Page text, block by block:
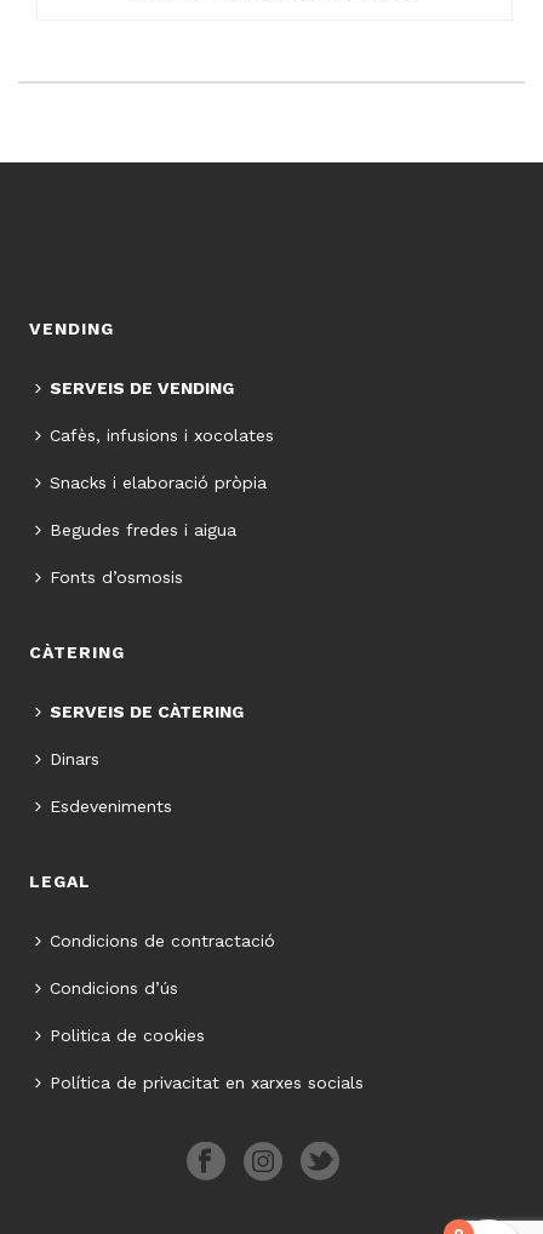
VENDING
SERVEIS DE VENDING
Cafès, infusions i xocolates
Snacks i elaboració pròpia
Begudes fredes i aigua
Fonts d’osmosis
CÀTERING
SERVEIS DE CÀTERING
Dinars
Esdeveniments
LEGAL
Condicions de contractació
Condicions d’ús
Politica de cookies
Política de privacitat en xarxes socials